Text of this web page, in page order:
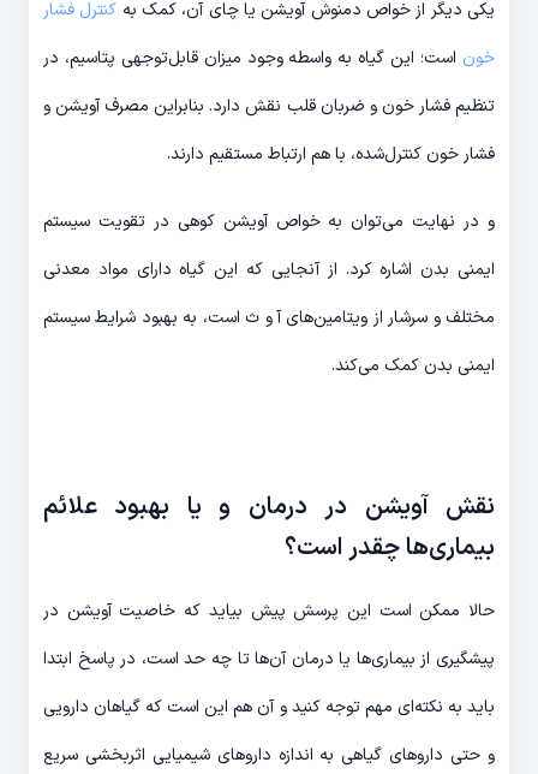
یکی دیگر از خواص دمنوش آویشن یا چای آن، کمک به کنترل فشار
خون است؛ این گیاه به واسطه وجود میزان قابل‌توجهی پتاسیم، در
تنظیم فشار خون و ضربان قلب نقش دارد. بنابراین مصرف آویشن و
فشار خون کنترل‌شده، با هم ارتباط مستقیم دارند.
و در نهایت می‌توان به خواص آویشن کوهی در تقویت سیستم
ایمنی بدن اشاره کرد. از آنجایی که این گیاه دارای مواد معدنی
مختلف و سرشار از ویتامین‌های آ و ث است، به بهبود شرایط سیستم
ایمنی بدن کمک می‌کند.
نقش آویشن در درمان و یا بهبود علائم
بیماری‌ها چقدر است؟
حالا ممکن است این پرسش پیش بیاید که خاصیت آویشن در
پیشگیری از بیماری‌ها یا درمان آن‌ها تا چه حد است، در پاسخ ابتدا
باید به نکته‌ای مهم توجه کنید و آن هم این است که گیاهان دارویی
و حتی داروهای گیاهی به اندازه داروهای شیمیایی اثربخشی سریع